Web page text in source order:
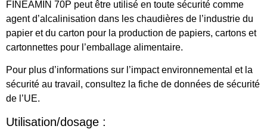
FINEAMIN 70P peut être utilisé en toute sécurité comme
agent d’alcalinisation dans les chaudières de l’industrie du
papier et du carton pour la production de papiers, cartons et
cartonnettes pour l’emballage alimentaire.
Pour plus d’informations sur l’impact environnemental et la
sécurité au travail, consultez la fiche de données de sécurité
de l’UE.
Utilisation/dosage :